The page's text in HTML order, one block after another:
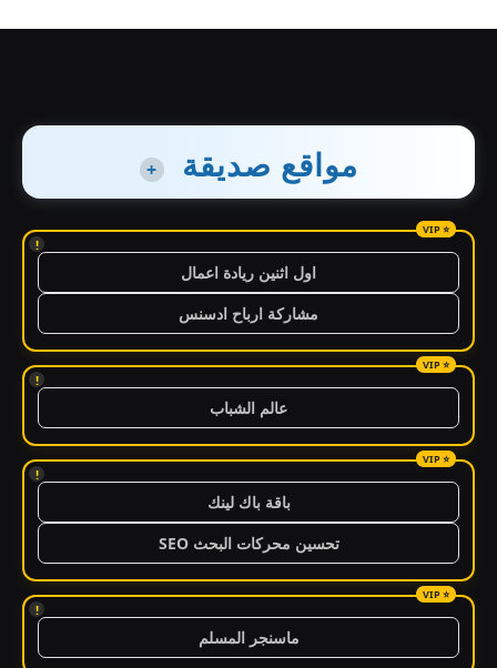
مواقع صديقة +
!
اول اثنين ريادة اعمال
مشاركة ارباح ادسنس
!
عالم الشباب
!
باقة باك لينك
تحسين محركات البحث SEO
!
ماسنجر المسلم